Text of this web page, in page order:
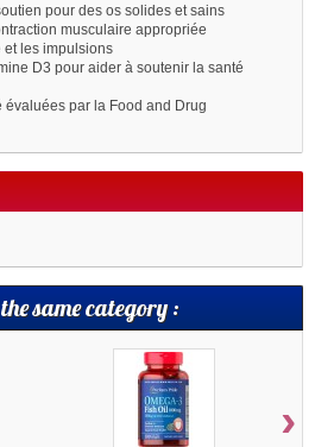
pour des os solides et sains
musculaire appropriée
et les impulsions
D3 pour aider à soutenir la santé
par la Food and Drug
same category :
›